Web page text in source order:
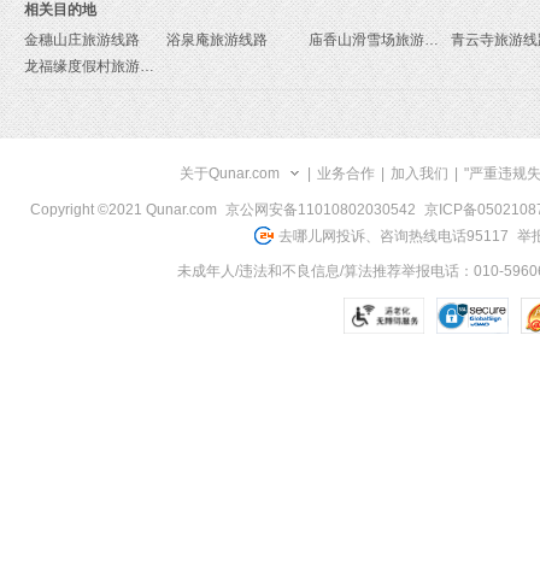
相关目的地
金穗山庄旅游线路
浴泉庵旅游线路 庙香山滑雪场旅游线路
青云寺旅游
龙福缘度假村旅游线路
关于Qunar.com 业务合作 加入我们 "严重违规
Copyright ©2021 Qunar.com 京公网安备11010802030542
京ICP备
去哪儿网投诉、咨询热线电话95117 举
未成年人/违法和不良信息/算法推荐举报电话：010-